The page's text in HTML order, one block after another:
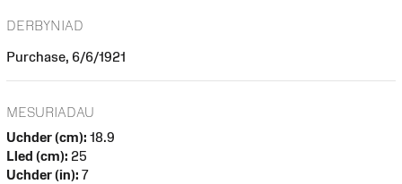
DERBYNIAD
Purchase, 6/6/1921
MESURIADAU
Uchder (cm): 18.9
Lled (cm): 25
Uchder (in): 7